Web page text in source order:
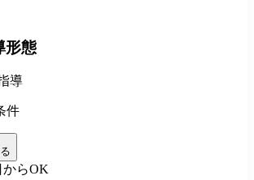
形態
導
件
からOK